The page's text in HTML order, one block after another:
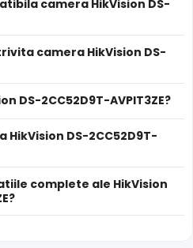
este dotata cu functia
infrarosu in functie de
riscul de suprasaturare a
dispune demicrofon
imaginea video, utila pentru
conversatiilor din zona
camera HikVision DS-
camera HikVision DS-
DS-2CC52D9T-AVPIT3ZE?
DS-2CC52D9T-
complete ale HikVision